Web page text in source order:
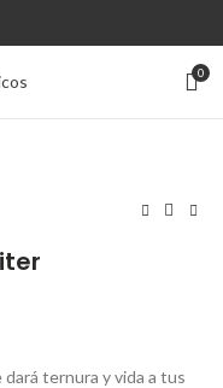
0
ternura y vida a tus